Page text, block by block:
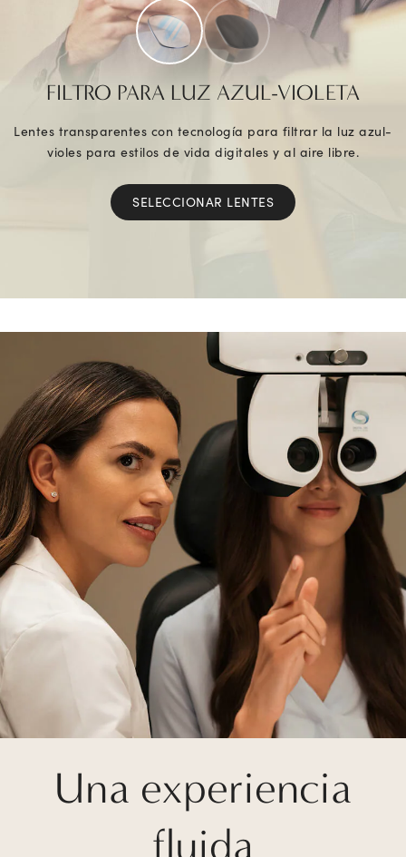
FILTRO PARA LUZ AZUL-VIOLETA
Lentes transparentes con tecnología para filtrar la luz azul-
violes para estilos de vida digitales y al aire libre.
SELECCIONAR LENTES
Una experiencia
fluida